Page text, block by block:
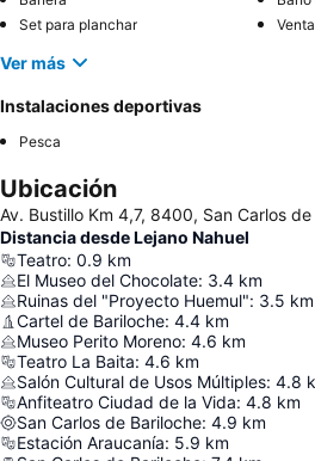
Set para planchar
Ver más
Instalaciones deportivas
Pesca
Ubicación
Av. Bustillo Km 4,7, 8400, San Carlos
Distancia desde Lejano Nahuel
Teatro: 0.9 km
El Museo del Chocolate: 3.4 km
Ruinas del "Proyecto Huemul": 3.5 km
Cartel de Bariloche: 4.4 km
Museo Perito Moreno: 4.6 km
Teatro La Baita: 4.6 km
Salón Cultural de Usos Múltiples: 4.8
Anfiteatro Ciudad de la Vida: 4.8 km
San Carlos de Bariloche: 4.9 km
Estación Araucanía: 5.9 km